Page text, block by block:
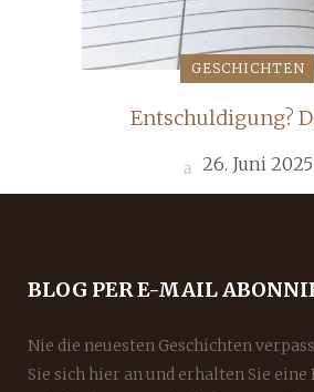
GESCHICHTEN
Entschuldigung?
26. Juni 2025
BLOG PER E-MAIL
Nie die neuesten Geschichten
Sie sich hier an und erhalten Sie